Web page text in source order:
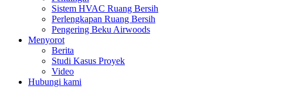
Sistem HVAC Ruang Bersih
Perlengkapan Ruang Bersih
Pengering Beku Airwoods
Menyorot
Berita
Studi Kasus Proyek
Video
Hubungi kami